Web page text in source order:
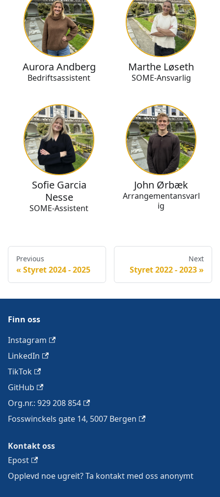
Aurora Andberg
Bedriftsassistent
Marthe Løseth
SOME-Ansvarlig
Sofie Garcia
Nesse
SOME-Assistent
John Ørbæk
Arrangementansvarl
ig
Previous
Styret 2024 - 2025
Next
Styret 2022 - 2023
Finn oss
Instagram
LinkedIn
TikTok
GitHub
Org.nr.: 929 208 854
Fosswinckels gate 14, 5007 Bergen
Kontakt oss
Epost
Opplevd noe ugreit? Ta kontakt med oss anonymt